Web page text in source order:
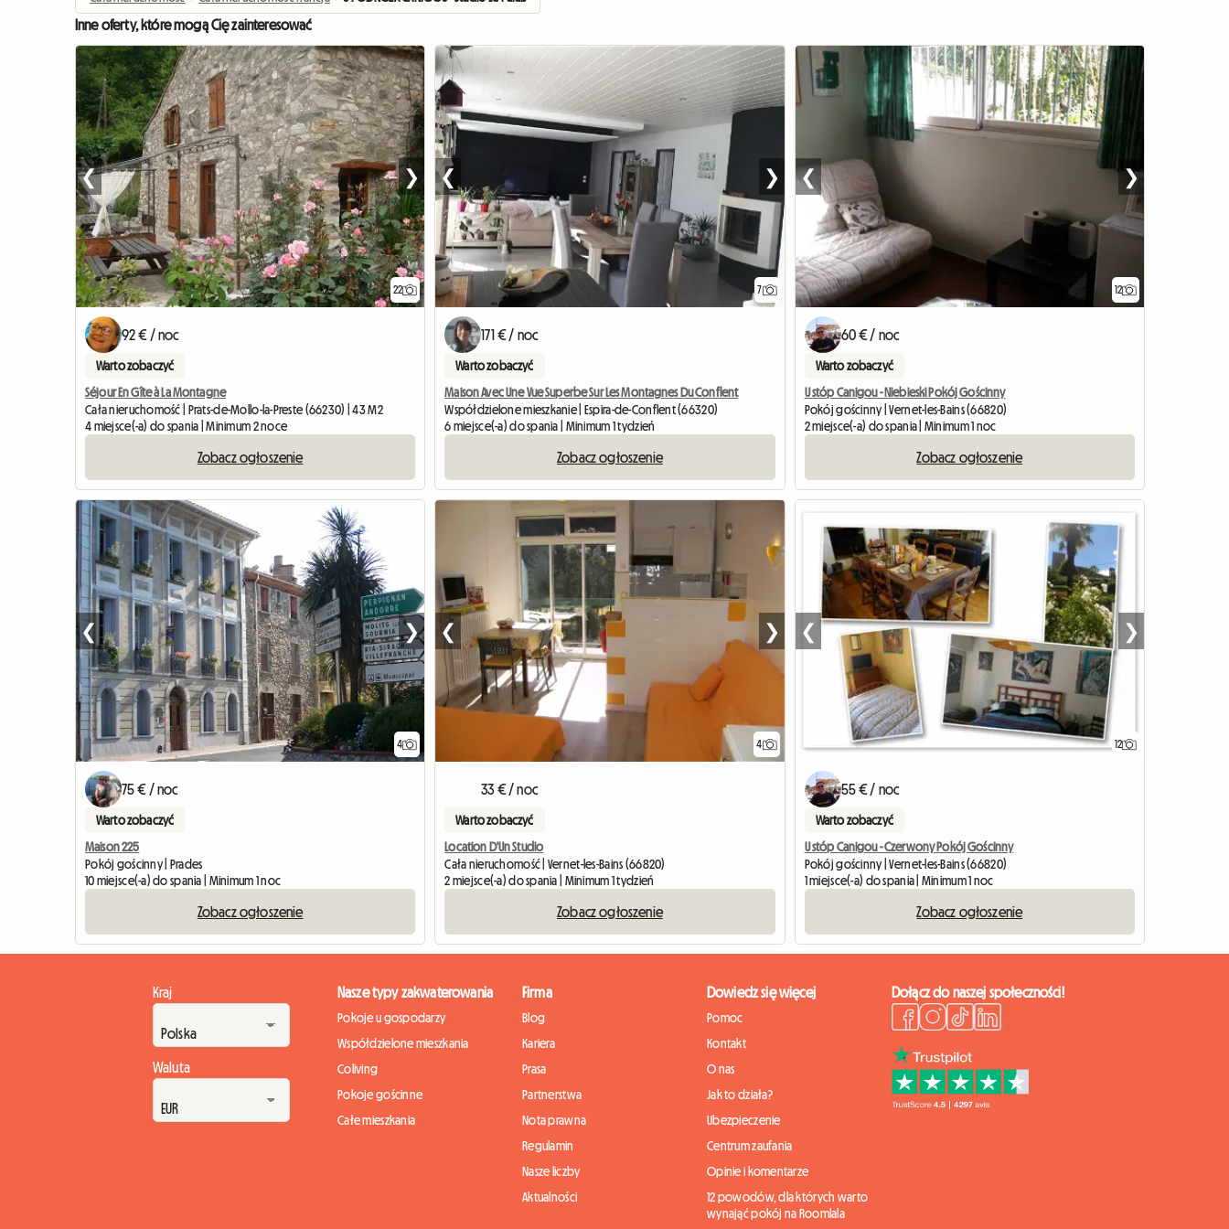
Inne oferty, które mogą Cię zainteresować
22
❮ ❯
92 € / noc
Warto zobaczyć
Séjour En Gîte à La Montagne
Cała nieruchomość | Prats-de-Mollo-la-Preste (66230) | 43 M2
4 miejsce(-a) do spania | Minimum 2 noce
Zobacz ogłoszenie
7
❮ ❯
171 € / noc
Warto zobaczyć
Maison Avec Une Vue Superbe Sur Les Montagnes Du Conflent
Współdzielone mieszkanie | Espira-de-Conflent (66320)
6 miejsce(-a) do spania | Minimum 1 tydzień
Zobacz ogłoszenie
12
❮ ❯
60 € / noc
Warto zobaczyć
U stóp Canigou - Niebieski Pokój Gościnny
Pokój gościnny | Vernet-les-Bains (66820)
2 miejsce(-a) do spania | Minimum 1 noc
Zobacz ogłoszenie
4
❮ ❯
75 € / noc
Warto zobaczyć
Maison 225
Pokój gościnny | Prades
10 miejsce(-a) do spania | Minimum 1 noc
Zobacz ogłoszenie
4
❮ ❯
33 € / noc
Warto zobaczyć
Location D'Un Studio
Cała nieruchomość | Vernet-les-Bains (66820)
2 miejsce(-a) do spania | Minimum 1 tydzień
Zobacz ogłoszenie
12
❮ ❯
55 € / noc
Warto zobaczyć
U stóp Canigou - Czerwony Pokój Gościnny
Pokój gościnny | Vernet-les-Bains (66820)
1 miejsce(-a) do spania | Minimum 1 noc
Zobacz ogłoszenie
Kraj
Waluta
Nasze typy zakwaterowania
Pokoje u gospodarzy
Współdzielone mieszkania
Coliving
Pokoje gościnne
Całe mieszkania
Firma
Blog
Kariera
Prasa
Partnerstwa
Nota prawna
Regulamin
Nasze liczby
Aktualności
Dowiedz się więcej
Pomoc
Kontakt
O nas
Jak to działa?
Ubezpieczenie
Centrum zaufania
Opinie i komentarze
12 powodów, dla których warto
wynająć pokój na Roomlala
Dołącz do naszej społeczności!